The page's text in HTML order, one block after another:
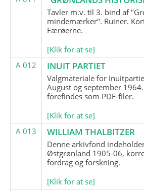
Tavler m.v. til 3. bind af
mindemærker". Ruiner.
Færøerne.
[Klik for at se]
A 012
INUIT PARTIET
Valgmateriale for
August og september
forefindes som PDF-filer.
[Klik for at se]
A 013
WILLIAM THALBITZER
Denne arkivfond
Østgrønland 1905-06,
fordrag og forskning.
[Klik for at se]